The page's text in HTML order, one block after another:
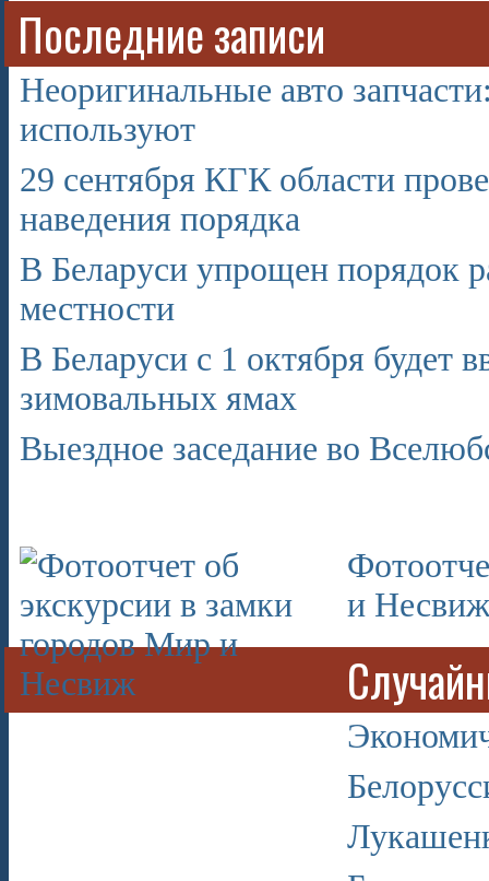
Последние записи
Неоригинальные авто
используют
29 сентября КГК области
наведения порядка
В Беларуси упрощен порядок
местности
В Беларуси с 1 октября будет
зимовальных ямах
Выездное заседание во
и Несвиж